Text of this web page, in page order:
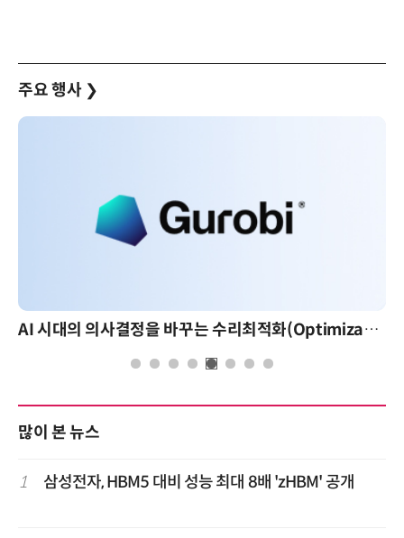
주요 행사 ❯
AI 시대의 의사결정을 바꾸는 수리최적화(Optimization): 실제 산업 적용 사례와 활용 전략
많이 본 뉴스
1 삼성전자, HBM5 대비 성능 최대 8배 'zHBM' 공개